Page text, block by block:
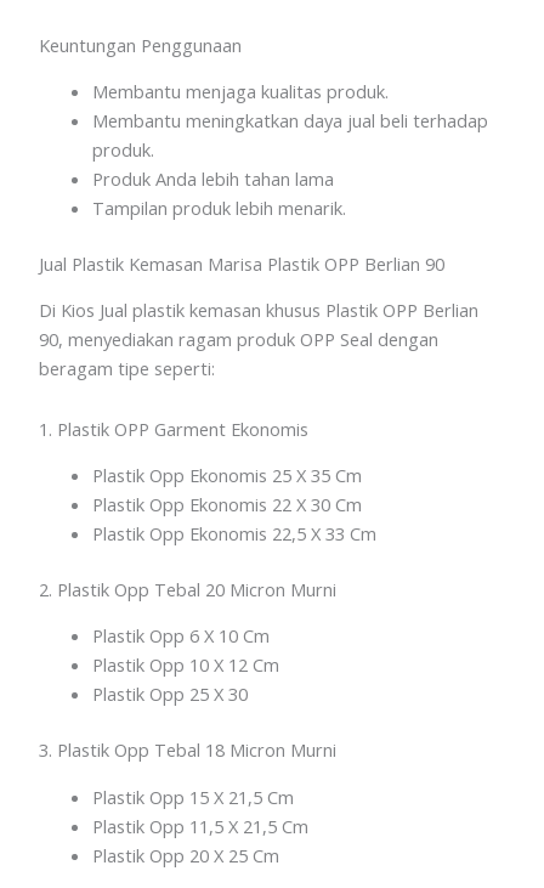
Keuntungan Penggunaan
Membantu menjaga kualitas produk.
Membantu meningkatkan daya jual beli terhadap
produk.
Produk Anda lebih tahan lama
Tampilan produk lebih menarik.
Jual Plastik Kemasan Marisa Plastik OPP Berlian 90
Di Kios Jual plastik kemasan khusus Plastik OPP Berlian
90, menyediakan ragam produk OPP Seal dengan
beragam tipe seperti:
1. Plastik OPP Garment Ekonomis
Plastik Opp Ekonomis 25 X 35 Cm
Plastik Opp Ekonomis 22 X 30 Cm
Plastik Opp Ekonomis 22,5 X 33 Cm
2. Plastik Opp Tebal 20 Micron Murni
Plastik Opp 6 X 10 Cm
Plastik Opp 10 X 12 Cm
Plastik Opp 25 X 30
3. Plastik Opp Tebal 18 Micron Murni
Plastik Opp 15 X 21,5 Cm
Plastik Opp 11,5 X 21,5 Cm
Plastik Opp 20 X 25 Cm